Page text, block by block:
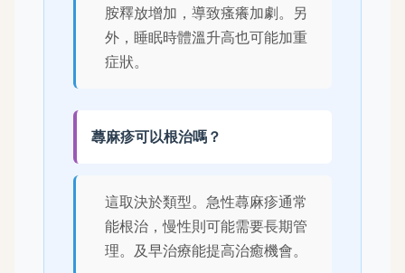
胺釋放增加，導致瘙癢加劇。另
外，睡眠時體溫升高也可能加重
症狀。
蕁麻疹可以根治嗎？
這取決於類型。急性蕁麻疹通常
能根治，慢性則可能需要長期管
理。及早治療能提高治癒機會。